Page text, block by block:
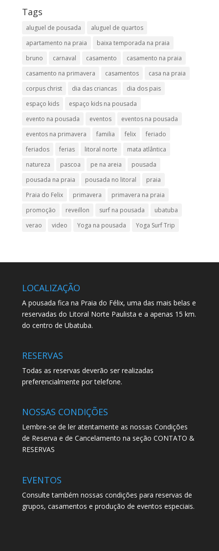
Tags
aluguel de pousada
aluguel de quartos
apartamento na praia
baixa temporada na praia
bruno
carnaval casamento
casamento na praia
casamento na primavera
casamentos
casa na praia
corpus christ
dia das criancas
dia dos pais
espaço kids
espaço kids na pousada
evento na pousada
eventos
eventos na pousada
eventos na primavera
familia felix
feriado
feriados
ferias litoral norte
mata atlântica
natureza
pascoa pe na areia
pousada
pousada na praia
pousada no litoral
praia
Praia do Felix
primavera
primavera na praia
promoção
reveillon surf na pousada
ubatuba
verao
video Yoga na pousada Yoga Surf Trip
LOCALIZAÇÃO
A pousada fica na Praia do Félix, uma das mais belas e
reservadas do Litoral Norte Paulista e a apenas 15 km.
do centro de Ubatuba.
RESERVAS
Todas as reservas deverão ser realizadas
preferencialmente por telefone.
NOSSAS CONDIÇÕES
Lembre-se de ler atentamente as nossas Condições
de Reserva e de Cancelamento na seção CONTATO &
RESERVAS
EVENTOS
Consulte também nossas condições para reservas de
grupos, casamentos e produção de eventos especiais.